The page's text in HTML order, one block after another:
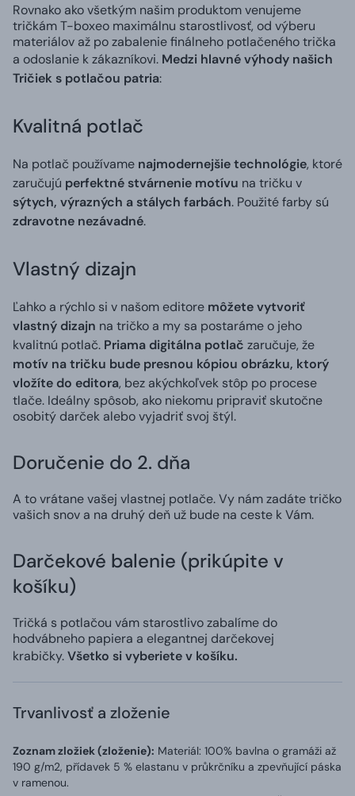
Rovnako ako všetkým našim produktom venujeme
tričkám T-boxeo maximálnu starostlivosť, od výberu
materiálov až po zabalenie finálneho potlačeného trička
a odoslanie k zákazníkovi. Medzi hlavné výhody našich
Tričiek s potlačou patria:
Kvalitná potlač
Na potlač používame najmodernejšie technológie, ktoré
zaručujú perfektné stvárnenie motívu na tričku v
sýtych, výrazných a stálych farbách. Použité farby sú
zdravotne nezávadné.
Vlastný dizajn
Ľahko a rýchlo si v našom editore môžete vytvoriť
vlastný dizajn na tričko a my sa postaráme o jeho
kvalitnú potlač. Priama digitálna potlač zaručuje, že
motív na tričku bude presnou kópiou obrázku, ktorý
vložíte do editora, bez akýchkoľvek stôp po procese
tlače. Ideálny spôsob, ako niekomu pripraviť skutočne
osobitý darček alebo vyjadriť svoj štýl.
Doručenie do 2. dňa
A to vrátane vašej vlastnej potlače. Vy nám zadáte tričko
vašich snov a na druhý deň už bude na ceste k Vám.
Darčekové balenie (prikúpite v
košíku)
Tričká s potlačou vám starostlivo zabalíme do
hodvábneho papiera a elegantnej darčekovej
krabičky.Všetko si vyberiete v košíku.
Trvanlivosť a zloženie
Zoznam zložiek (zloženie): Materiál: 100% bavlna o gramáži až
190 g/m2, přídavek 5 % elastanu v průkrčníku a zpevňující páska
v ramenou.